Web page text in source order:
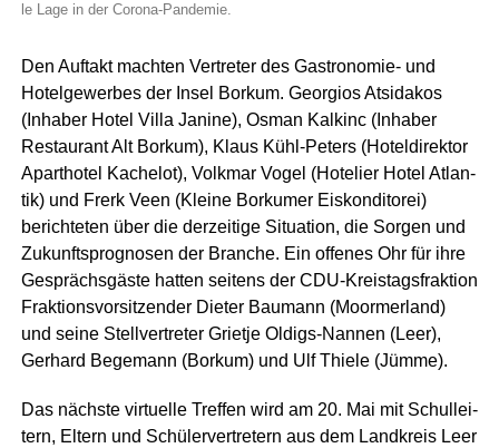
le Lage in der Corona-Pandemie.
Den Auf­takt mach­ten Ver­tre­ter des Gas­tro­no­mie- und
Hotel­ge­wer­bes der Insel Bor­kum. Geor­gi­os Ats­ida­kos
(Inha­ber Hotel Vil­la Jani­ne), Osman Kal­kinc (Inha­ber
Restau­rant Alt Bor­kum), Klaus Kühl-Peters (Hotel­di­rek­tor
Apart­ho­tel Kache­lot), Volk­mar Vogel (Hote­lier Hotel Atlan­
tik) und Frerk Veen (Klei­ne Bor­ku­mer Eis­kon­di­to­rei)
berich­te­ten über die der­zei­ti­ge Situa­ti­on, die Sor­gen und
Zukunfts­pro­gno­sen der Bran­che. Ein offe­nes Ohr für ihre
Gesprächs­gäs­te hat­ten sei­tens der CDU-Kreis­tags­frak­ti­on
Frak­ti­ons­vor­sit­zen­der Die­ter Bau­mann (Moorm­er­land)
und sei­ne Stell­ver­tre­ter Griet­je Oldigs-Nan­nen (Leer),
Ger­hard Bege­mann (Bor­kum) und Ulf Thie­le (Jüm­me).
Das nächs­te vir­tu­el­le Tref­fen wird am 20. Mai mit Schul­lei­
tern, Eltern und Schü­ler­ver­tre­tern aus dem Land­kreis Leer